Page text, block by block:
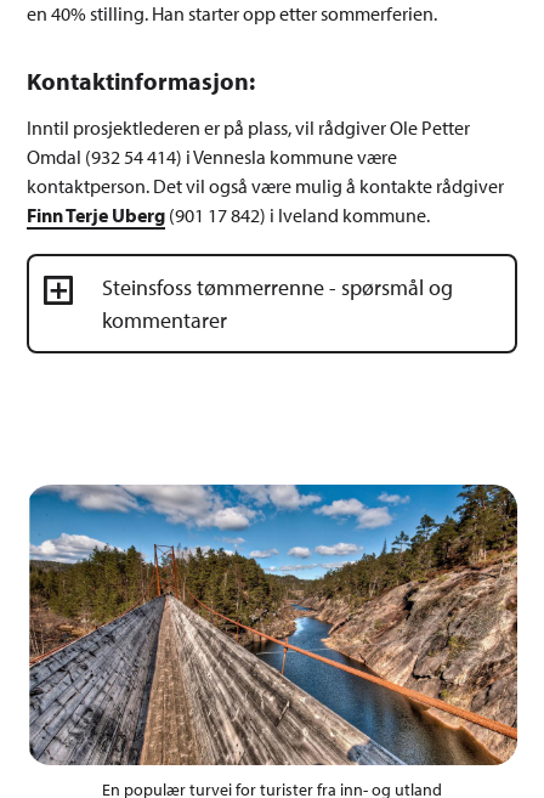
en 40% stilling. Han starter opp etter sommerferien.
Kontaktinformasjon:
Inntil prosjektlederen er på plass, vil rådgiver Ole Petter
Omdal (932 54 414) i Vennesla kommune være
kontaktperson. Det vil også være mulig å kontakte rådgiver
Finn Terje Uberg (901 17 842) i Iveland kommune.
Steinsfoss tømmerrenne - spørsmål og
kommentarer
En populær turvei for turister fra inn- og utland